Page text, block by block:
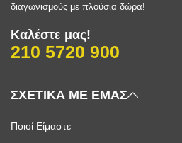
διαγωνισμούς με πλούσια δώρα!
Καλέστε μας!
210 5720 900
ΣΧΕΤΙΚΑ ΜΕ ΕΜΑΣ
Ποιοί Είμαστε